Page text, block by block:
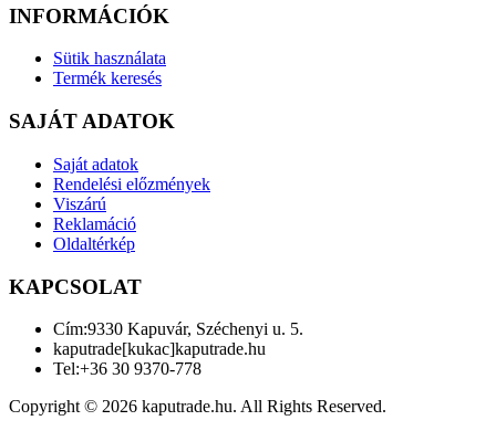
INFORMÁCIÓK
Sütik használata
Termék keresés
SAJÁT ADATOK
Saját adatok
Rendelési előzmények
Viszárú
Reklamáció
Oldaltérkép
KAPCSOLAT
Cím:9330 Kapuvár, Széchenyi u. 5.
kaputrade[kukac]kaputrade.hu
Tel:+36 30 9370-778
Copyright © 2026 kaputrade.hu. All Rights Reserved.